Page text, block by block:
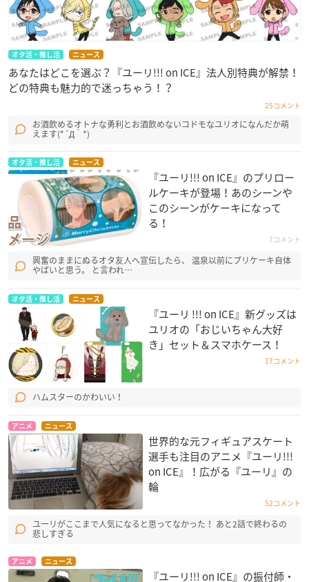
オタ活・推し活 ニュース
あなたはどこを選ぶ？『ユーリ!!! on ICE』法人別特典が解禁！
どの特典も魅力的で迷っちゃう！？
25コメント
お酒飲めるオトナな勇利とお酒飲めないコドモなユリオになんだか萌
えます(*´Д｀*)
オタ活・推し活 ニュース
『ユーリ!!! on ICE』のプリロー
ルケーキが登場！あのシーンや
このシーンがケーキになって
る！
7コメント
興奮のままにぬるオタ友人へ宣伝したら、 温泉以前にプリケーキ自体
やばいと思う。 と言われ…
オタ活・推し活 ニュース
『ユーリ !!! on ICE』新グッズは
ユリオの「おじいちゃん大好
き」セット＆スマホケース！
17コメント
ハムスターのかわいい！
アニメ ニュース
世界的な元フィギュアスケート
選手も注目のアニメ『ユーリ!!!
on ICE』！広がる『ユーリ』の
輪
52コメント
ユーリがここまで人気になると思ってなかった！ あと2話で終わるの
悲しすぎる
アニメ ニュース
『ユーリ!!! on ICE』の振付師・